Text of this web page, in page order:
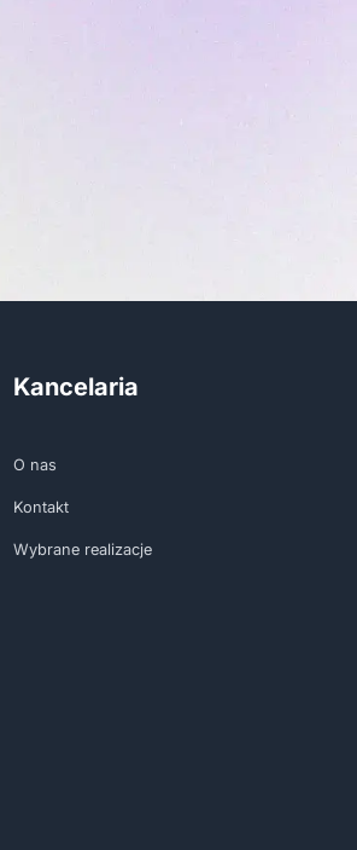
Kancelaria
O nas
Kontakt
Wybrane realizacje